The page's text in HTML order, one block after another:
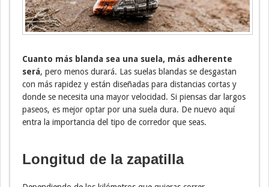
Cuanto más blanda sea una suela, más adherente
será, pero menos durará. Las suelas blandas se desgastan
con más rapidez y están diseñadas para distancias cortas y
donde se necesita una mayor velocidad. Si piensas dar largos
paseos, es mejor optar por una suela dura. De nuevo aquí
entra la importancia del tipo de corredor que seas.
Longitud de la zapatilla